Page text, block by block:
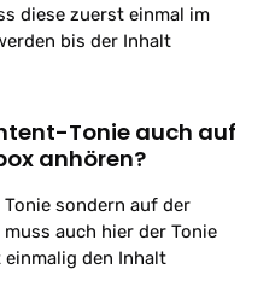
diese zuerst einmal im
bis der Inhalt
Tonie auch auf
anhören?
sondern auf der
auch hier der Tonie
den Inhalt